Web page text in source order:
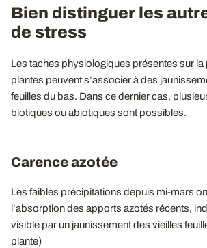
Bien distinguer les
de stress
Les taches physiologiques présentes sur la
plantes peuvent s’associer à des
feuilles du bas. Dans ce dernier cas,
biotiques ou abiotiques sont possibles.
Carence azotée
Les faibles précipitations depuis mi-mars
l’absorption des apports azotés récents,
visible par un jaunissement des vieilles
plante)